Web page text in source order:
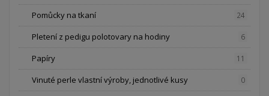
Pomůcky na tkaní 24
Pletení z pedigu polotovary na hodiny 6
Papíry 11
Vinuté perle vlastní výroby, jednotlivé kusy 0